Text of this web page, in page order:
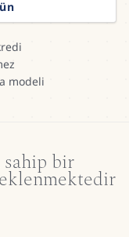
modeli
sahip bir